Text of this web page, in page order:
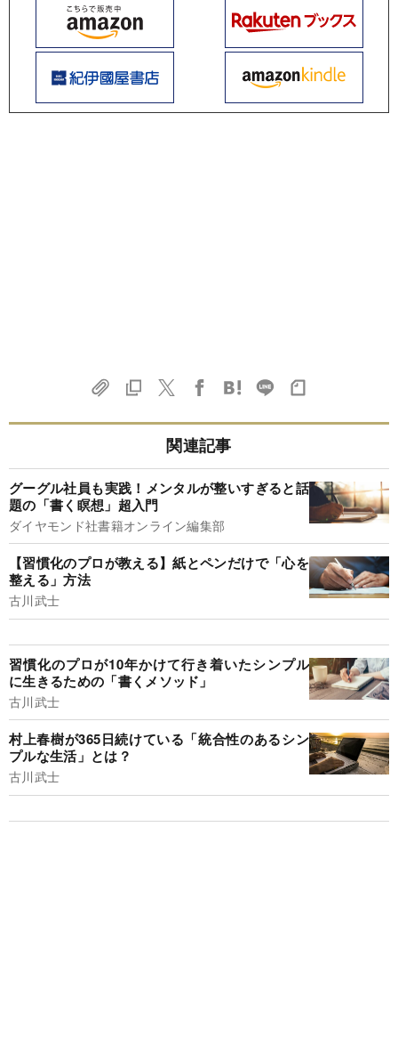
関連記事
グーグル社員も実践！メンタルが整いすぎると話
題の「書く瞑想」超入門
ダイヤモンド社書籍オンライン編集部
【習慣化のプロが教える】紙とペンだけで「心を
整える」方法
古川武士
習慣化のプロが10年かけて行き着いたシンプル
に生きるための「書くメソッド」
古川武士
村上春樹が365日続けている「統合性のあるシン
プルな生活」とは？
古川武士